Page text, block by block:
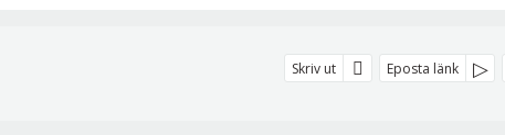
Skriv ut Eposta länk